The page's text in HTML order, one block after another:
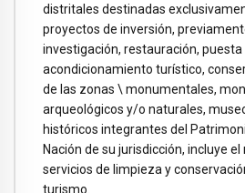
distritales destinadas
proyectos de inversión,
investigación, restauración, puesta
acondicionamiento turístico,
de las zonas \ monumentales,
arqueológicos y/o naturales,
históricos integrantes del
Nación de su jurisdicción, incluye
servicios de limpieza y
turismo.